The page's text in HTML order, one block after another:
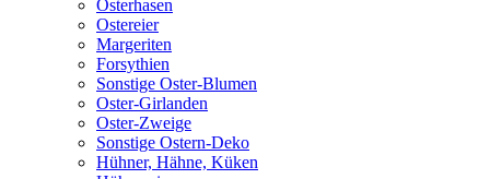
Osterhasen
Ostereier
Margeriten
Forsythien
Sonstige Oster-Blumen
Oster-Girlanden
Oster-Zweige
Sonstige Ostern-Deko
Hühner, Hähne, Küken